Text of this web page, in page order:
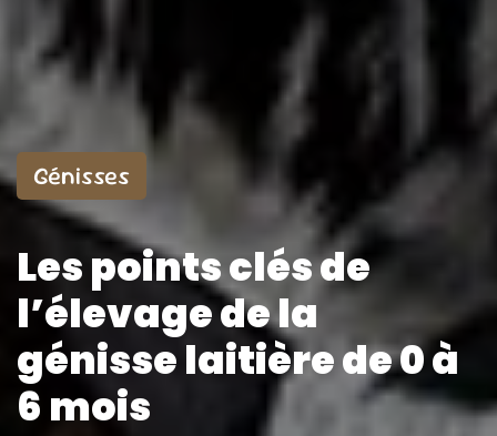
Génisses
Les points clés de
l’élevage de la
génisse laitière de 0 à
6 mois